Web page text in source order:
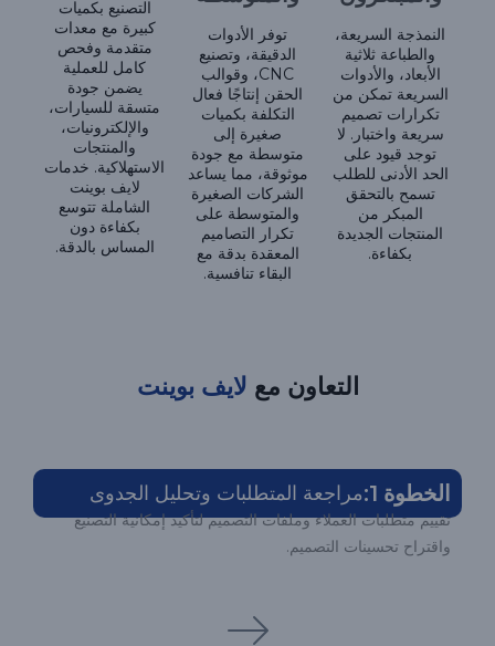
النمذجة السريعة،
والطباعة ثلاثية
الأبعاد، والأدوات
السريعة تمكن من
تكرارات تصميم
سريعة واختبار. لا
توجد قيود على
الحد الأدنى للطلب
تسمح بالتحقق
المبكر من
المنتجات الجديدة
بكفاءة.
توفر الأدوات
الدقيقة، وتصنيع
CNC، وقوالب
الحقن إنتاجًا فعال
التكلفة بكميات
صغيرة إلى
متوسطة مع جودة
موثوقة، مما يساعد
الشركات الصغيرة
والمتوسطة على
تكرار التصاميم
المعقدة بدقة مع
البقاء تنافسية.
التصنيع بكميات
كبيرة مع معدات
متقدمة وفحص
كامل للعملية
يضمن جودة
متسقة للسيارات،
والإلكترونيات،
والمنتجات
الاستهلاكية. خدمات
لايف بوينت
الشاملة تتوسع
بكفاءة دون
المساس بالدقة.
التعاون مع لايف بوينت
الخطوة 1: مراجعة المتطلبات وتحليل الجدوى
تقييم متطلبات العملاء وملفات التصميم لتأكيد إمكانية التصنيع
واقتراح تحسينات التصميم.